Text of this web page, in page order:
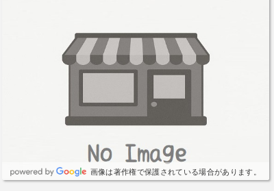
画像は著作権で保護されている場合があります。